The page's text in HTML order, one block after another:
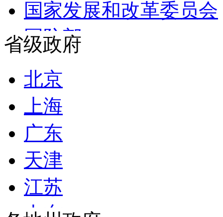
国家发展和改革委员会
国防部
外交部
民政部
司法部
财政部
人力资源和社会保障部
自然资源部
省级政府
北京
上海
广东
天津
江苏